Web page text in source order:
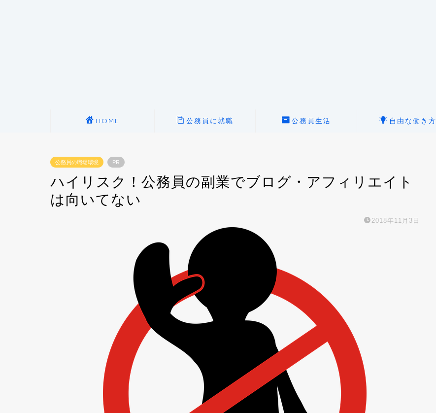
HOME 公務員に就職 公務員生活 自由な働き方
公務員の職場環境 PR
ハイリスク！公務員の副業でブログ・アフィリエイト
は向いてない
2018年11月3日